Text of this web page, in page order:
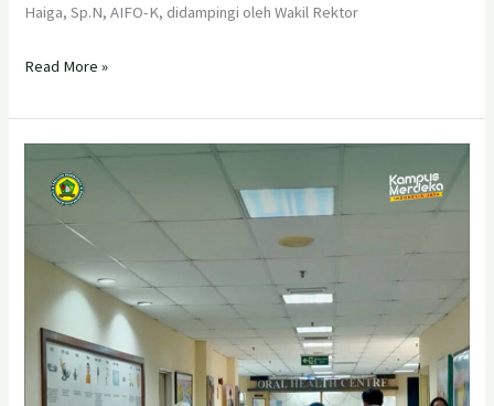
Haiga, Sp.N, AIFO-K, didampingi oleh Wakil Rektor
Read More »
Kedokteran
Baiturrahmah
Perkuat
Jejaring
Internasional
melalui
Studi